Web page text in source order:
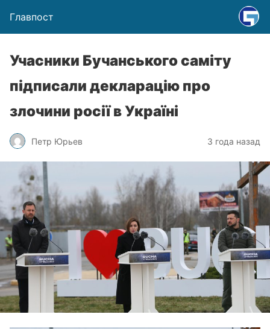
Главпост
Учасники Бучанського саміту
підписали декларацію про
злочини росії в Україні
Петр Юрьев 3 года назад